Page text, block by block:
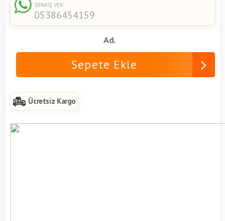
SİPARİŞ VER
05386454159
Ad.
Sepete Ekle
Ücretsiz Kargo